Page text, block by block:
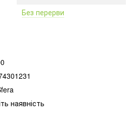
Без перерви
наявність